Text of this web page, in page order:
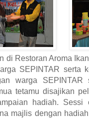
di Restoran Aroma
SEPINTAR serta
warga
tetamu disajikan
hadiah. Sessi
majlis dengan